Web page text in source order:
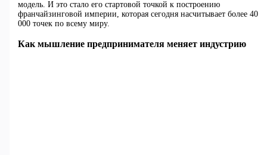
модель. И это стало его стартовой точкой к построению
франчайзинговой империи, которая сегодня насчитывает более 40
000 точек по всему миру.
Как мышление предпринимателя меняет индустрию